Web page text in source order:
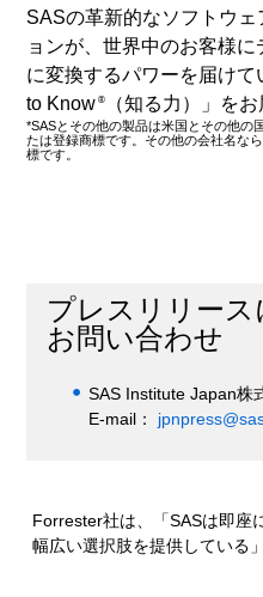
SASの革新的なソフトウ
ョンが、世界中のお客様
に変換するパワーを届け
to Know ®（知る力）」をお
*SASとその他の製品は米国とその他の
たは登録商標です。その他の会社名な
標です。
プレスリリース
お問い合わせ
SAS Institute Japan株
E-mail：
Forrester社は、「SASは即座
幅広い選択肢を提供している